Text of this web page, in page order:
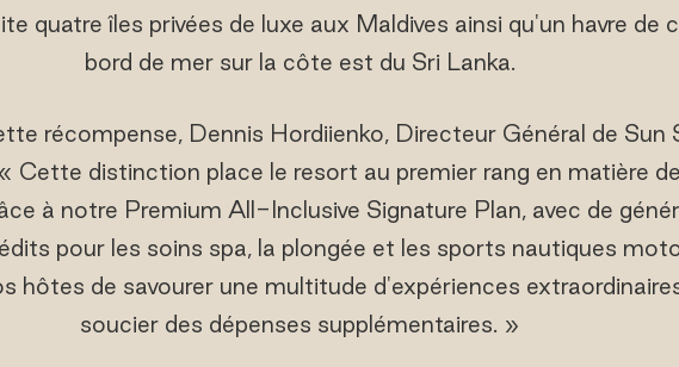
quatre îles privées de luxe aux Maldives ainsi qu'un havre de
bord de mer sur la côte est du Sri Lanka.
récompense, Dennis Hordiienko, Directeur Général de Sun
Cette distinction place le resort au premier rang en matière
à notre Premium All-Inclusive Signature Plan, avec de
pour les soins spa, la plongée et les sports nautiques
hôtes de savourer une multitude d'expériences
soucier des dépenses supplémentaires. »